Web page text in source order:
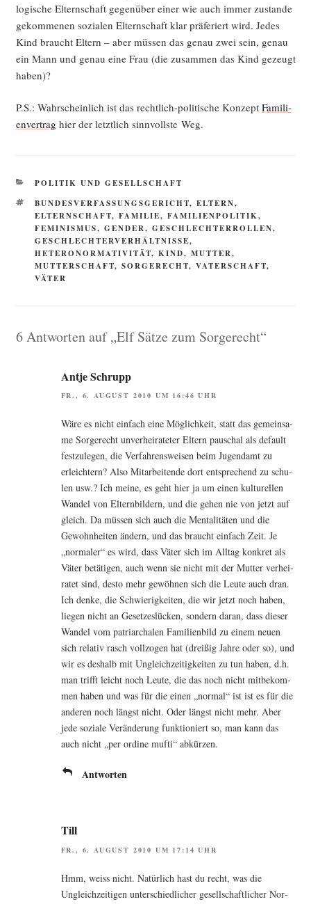
lo­gi­sche Eltern­schaft gegen­über einer wie auch immer zustan­de
gekom­me­nen sozia­len Eltern­schaft klar prä­fe­riert wird. Jedes
Kind braucht Eltern – aber müs­sen das genau zwei sein, genau
ein Mann und genau eine Frau (die zusam­men das Kind gezeugt
haben)?
P.S.: Wahr­schein­lich ist das recht­lich-poli­ti­sche Kon­zept Fami­li­
en­ver­trag hier der letzt­lich sinn­volls­te Weg.
KATEGORIEN
POLITIK UND GESELLSCHAFT
SCHLAGWÖRTER
BUNDESVERFASSUNGSGERICHT, ELTERN,
ELTERNSCHAFT, FAMILIE, FAMILIENPOLITIK,
FEMINISMUS, GENDER, GESCHLECHTERROLLEN,
GESCHLECHTERVERHÄLTNISSE,
HETERONORMATIVITÄT, KIND, MUTTER,
MUTTERSCHAFT, SORGERECHT, VATERSCHAFT,
VÄTER
6 Antworten auf „Elf Sätze zum Sorgerecht“
Antje Schrupp
FR., 6. AUGUST 2010 UM 16:46 UHR
Wäre es nicht ein­fach eine Mög­lich­keit, statt das gemein­sa­
me Sor­ge­recht unver­hei­ra­te­ter Eltern pau­schal als default
fest­zu­le­gen, die Ver­fah­rens­wei­sen beim Jugend­amt zu
erleich­tern? Also Mit­ar­bei­ten­de dort ent­spre­chend zu schu­
len usw.? Ich mei­ne, es geht hier ja um einen kul­tu­rel­len
Wan­del von Eltern­bil­dern, und die gehen nie von jetzt auf
gleich. Da müs­sen sich auch die Men­ta­li­tä­ten und die
Gewohn­hei­ten ändern, und das braucht ein­fach Zeit. Je
„nor­ma­ler“ es wird, dass Väter sich im All­tag kon­kret als
Väter betä­ti­gen, auch wenn sie nicht mit der Mut­ter ver­hei­
ra­tet sind, des­to mehr gewöh­nen sich die Leu­te auch dran.
Ich den­ke, die Schwie­rig­kei­ten, die wir jetzt noch haben,
lie­gen nicht an Geset­zes­lü­cken, son­dern dar­an, dass die­ser
Wan­del vom patri­ar­cha­len Fami­li­en­bild zu einem neu­en
sich rela­tiv rasch voll­zo­gen hat (drei­ßig Jah­re oder so), und
wir es des­halb mit Ungleich­zei­tig­kei­ten zu tun haben, d.h.
man trifft leicht noch Leu­te, die das noch nicht mit­be­kom­
men haben und was für die einen „nor­mal“ ist ist es für die
ande­ren noch längst nicht. Oder längst nicht mehr. Aber
jede sozia­le Ver­än­de­rung funk­tio­niert so, man kann das
auch nicht „per ordi­ne muf­ti“ abkürzen.
Antworten
Till
FR., 6. AUGUST 2010 UM 17:14 UHR
Hmm, weiss nicht. Natür­lich hast du recht, was die
Ungleich­zei­ti­gen unter­schied­li­cher gesell­schaft­li­cher Nor­